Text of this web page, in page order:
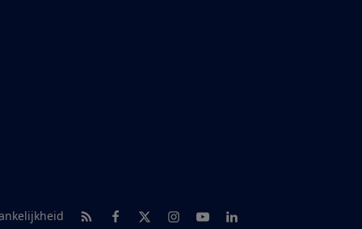
RSS-feed nieuws
Facebook
TwitterInstagram
YoutubeLinkedIn